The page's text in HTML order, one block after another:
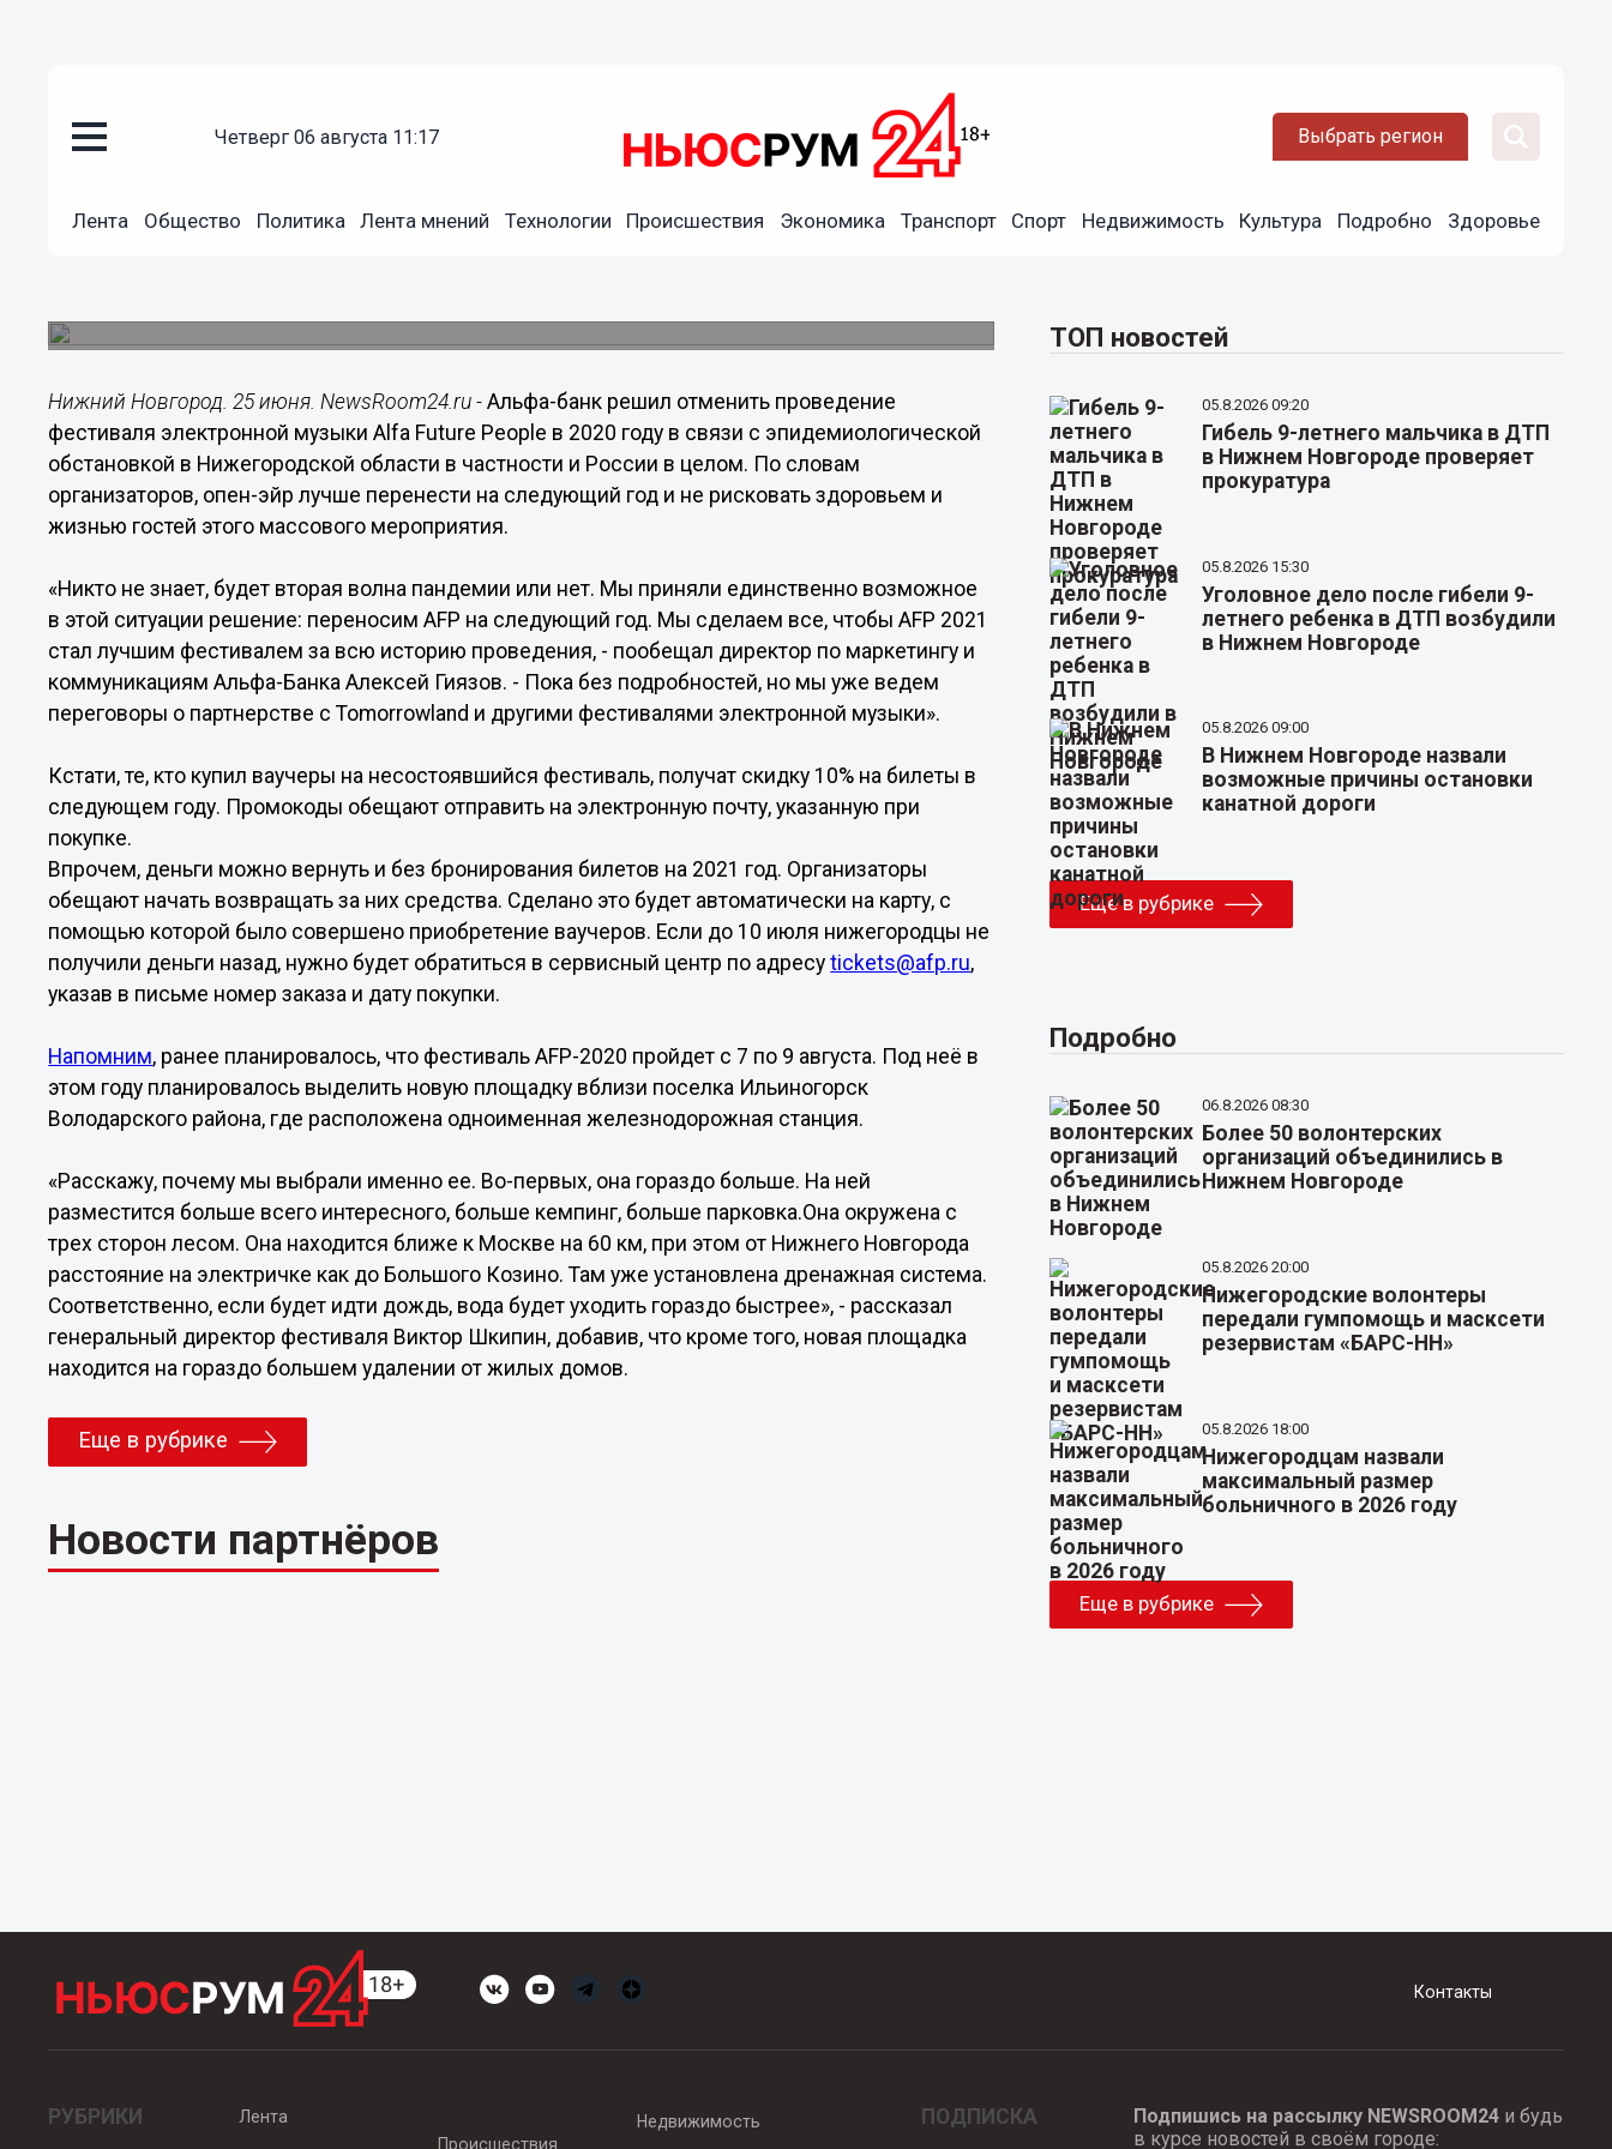
четверг 06 августа 11:17 Выбрать регион
Лента Общество Политика Лента мнений Технологии Происшествия Экономика Транспорт Спорт Недвижимость Культура Подробно Здоровье
25.06.202022:33
Нижний Новгород. 25 июня. NewsRoom24.ru -Альфа-банк решил отменить проведение
фестиваля электронной музыки Alfa Future People в 2020 году в связи с эпидемиологической
обстановкой в Нижегородской области в частности и России в целом. По словам
организаторов, опен-эйр лучше перенести на следующий год и не рисковать здоровьем и
жизнью гостей этого массового мероприятия.
«Никто не знает, будет вторая волна пандемии или нет. Мы приняли единственно возможное
в этой ситуации решение: переносим AFP на следующий год. Мы сделаем все, чтобы AFP 2021
стал лучшим фестивалем за всю историю проведения, - пообещал директор по маркетингу и
коммуникациям Альфа-Банка Алексей Гиязов. - Пока без подробностей, но мы уже ведем
переговоры о партнерстве с Tomorrowland и другими фестивалями электронной музыки».
Кстати, те, кто купил ваучеры на несостоявшийся фестиваль, получат скидку 10% на билеты в
следующем году. Промокоды обещают отправить на электронную почту, указанную при
покупке.
Впрочем, деньги можно вернуть и без бронирования билетов на 2021 год. Организаторы
обещают начать возвращать за них средства. Сделано это будет автоматически на карту, с
помощью которой было совершено приобретение ваучеров. Если до 10 июля нижегородцы не
получили деньги назад, нужно будет обратиться в сервисный центр по адресуtickets@afp.ru,
указав в письме номер заказа и дату покупки.
Напомним, ранее планировалось, что фестиваль AFP-2020 пройдет с 7 по 9 августа. Под неё в
этом году планировалось выделить новую площадку вблизи поселка Ильиногорск
Володарского района, где расположена одноименная железнодорожная станция.
«Расскажу, почему мы выбрали именно ее. Во-первых, она гораздо больше. На ней
разместится больше всего интересного, больше кемпинг, больше парковка.Она окружена с
трех сторон лесом. Она находится ближе к Москве на 60 км, при этом от Нижнего Новгорода
расстояние на электричке как до Большого Козино. Там уже установлена дренажная система.
Соответственно, если будет идти дождь, вода будет уходить гораздо быстрее», - рассказал
генеральный директор фестиваля Виктор Шкипин, добавив, что кроме того, новая площадка
находится на гораздо большем удалении от жилых домов.
Еще в рубрике
Новости партнёров
ТОП новостей
05.8.2026 09:20
Гибель 9-летнего мальчика в ДТП
в Нижнем Новгороде проверяет
прокуратура
05.8.2026 15:30
Уголовное дело после гибели 9-
летнего ребенка в ДТП возбудили
в Нижнем Новгороде
05.8.2026 09:00
В Нижнем Новгороде назвали
возможные причины остановки
канатной дороги
Еще в рубрике
Подробно
06.8.2026 08:30
Более 50 волонтерских
организаций объединились в
Нижнем Новгороде
05.8.2026 20:00
Нижегородские волонтеры
передали гумпомощь и масксети
резервистам «БАРС-НН»
05.8.2026 18:00
Нижегородцам назвали
максимальный размер
больничного в 2026 году
Еще в рубрике
Контакты
РУБРИКИ
Лента
Происшествия
Недвижимость ПОДПИСКА Подпишись на рассылку NEWSROOM24и будь
в курсе новостей в своём городе: